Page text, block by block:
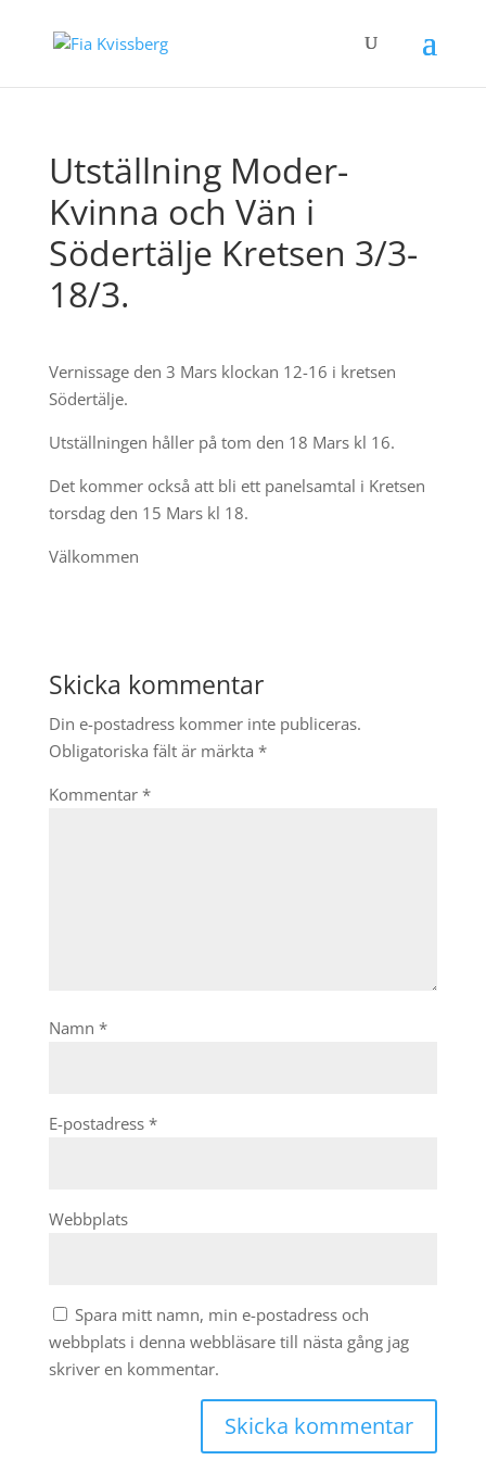
Utställning Moder-
Kvinna och Vän i
Södertälje Kretsen 3/3-
18/3.
Vernissage den 3 Mars klockan 12-16 i kretsen
Södertälje.
Utställningen håller på tom den 18 Mars kl 16.
Det kommer också att bli ett panelsamtal i Kretsen
torsdag den 15 Mars kl 18.
Välkommen
Skicka kommentar
Din e-postadress kommer inte publiceras.
Obligatoriska fält är märkta *
Kommentar *
Namn *
E-postadress *
Webbplats
Spara mitt namn, min e-postadress och
webbplats i denna webbläsare till nästa gång jag
skriver en kommentar.